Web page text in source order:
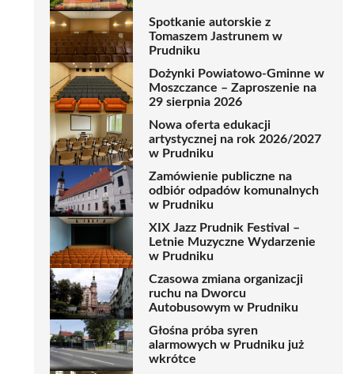
Spotkanie autorskie z
Tomaszem Jastrunem w
Prudniku
Dożynki Powiatowo-Gminne w
Moszczance – Zaproszenie na
29 sierpnia 2026
Nowa oferta edukacji
artystycznej na rok 2026/2027
w Prudniku
Zamówienie publiczne na
odbiór odpadów komunalnych
w Prudniku
XIX Jazz Prudnik Festival –
Letnie Muzyczne Wydarzenie
w Prudniku
Czasowa zmiana organizacji
ruchu na Dworcu
Autobusowym w Prudniku
Głośna próba syren
alarmowych w Prudniku już
wkrótce